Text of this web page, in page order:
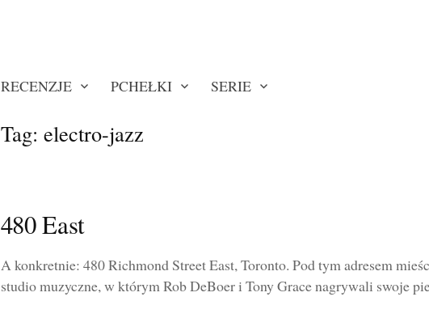
RECENZJE PCHEŁKI SERIE
Tag: electro-jazz
480 East
A konkretnie: 480 Richmond Street East, Toronto. Pod tym adresem
studio muzyczne, w którym Rob DeBoer i Tony Grace nagrywali swoje